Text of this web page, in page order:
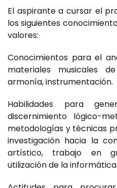
El aspirante a cursar el
los siguientes
valores:
Conocimientos para el
materiales musicales
armonía, instrumentación.
Habilidades para
discernimiento lógico-
metodologías y técnicas
investigación hacia la
artístico, trabajo en
utilización de la informática.